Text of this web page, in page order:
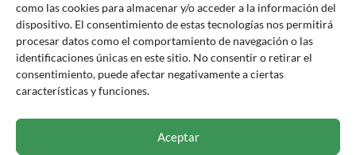
como las cookies para almacenar y/o acceder a la información del
dispositivo. El consentimiento de estas tecnologías nos permitirá
procesar datos como el comportamiento de navegación o las
identificaciones únicas en este sitio. No consentir o retirar el
consentimiento, puede afectar negativamente a ciertas
características y funciones.
Aceptar
Responsable » Ayuntamiento de Luceni. / Finalidad » enviarte
nuestras publicaciones y noticias. / Legitimación » tu
consentimiento. / Destinatarios » solo se realizan cesiones si
derechos de acceso, rectificación, limitación y suprimir los